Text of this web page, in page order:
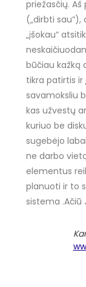
priežasčių.
(„dirbti sau“),
„įšokau“
būčiau kažką
tikra patirtis ir
savamoksliu
kas užvestų
kuriuo be
sugebėjo
ne darbo
elementus
planuoti ir to
sistema .Ačiū